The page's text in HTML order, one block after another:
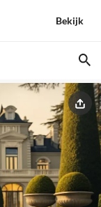
Bekijk